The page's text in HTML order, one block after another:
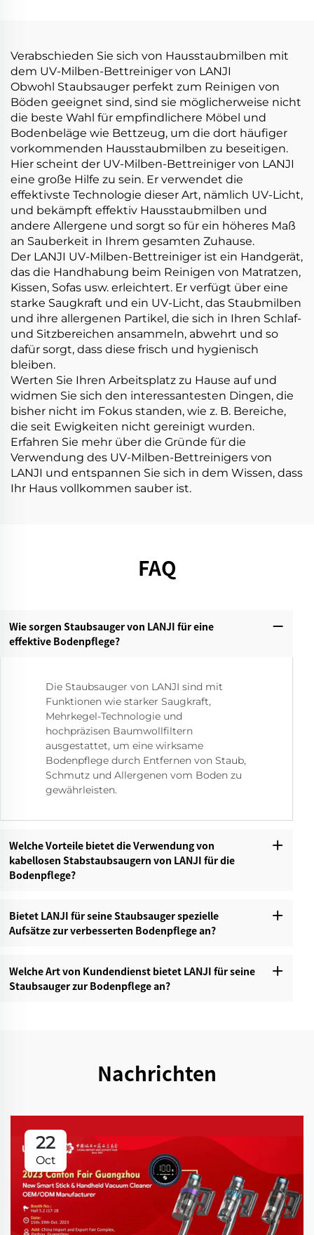
Verabschieden Sie sich von Hausstaubmilben mit
dem UV-Milben-Bettreiniger von LANJI
Obwohl Staubsauger perfekt zum Reinigen von
Böden geeignet sind, sind sie möglicherweise nicht
die beste Wahl für empfindlichere Möbel und
Bodenbeläge wie Bettzeug, um die dort häufiger
vorkommenden Hausstaubmilben zu beseitigen.
Hier scheint der UV-Milben-Bettreiniger von LANJI
eine große Hilfe zu sein. Er verwendet die
effektivste Technologie dieser Art, nämlich UV-Licht,
und bekämpft effektiv Hausstaubmilben und
andere Allergene und sorgt so für ein höheres Maß
an Sauberkeit in Ihrem gesamten Zuhause.
Der LANJI UV-Milben-Bettreiniger ist ein Handgerät,
das die Handhabung beim Reinigen von Matratzen,
Kissen, Sofas usw. erleichtert. Er verfügt über eine
starke Saugkraft und ein UV-Licht, das Staubmilben
und ihre allergenen Partikel, die sich in Ihren Schlaf-
und Sitzbereichen ansammeln, abwehrt und so
dafür sorgt, dass diese frisch und hygienisch
bleiben.
Werten Sie Ihren Arbeitsplatz zu Hause auf und
widmen Sie sich den interessantesten Dingen, die
bisher nicht im Fokus standen, wie z. B. Bereiche,
die seit Ewigkeiten nicht gereinigt wurden.
Erfahren Sie mehr über die Gründe für die
Verwendung des UV-Milben-Bettreinigers von
LANJI und entspannen Sie sich in dem Wissen, dass
Ihr Haus vollkommen sauber ist.
FAQ
Wie sorgen Staubsauger von LANJI für eine
effektive Bodenpflege?‌
Die Staubsauger von LANJI sind mit
Funktionen wie starker Saugkraft,
Mehrkegel-Technologie und
hochpräzisen Baumwollfiltern
ausgestattet, um eine wirksame
Bodenpflege durch Entfernen von Staub,
Schmutz und Allergenen vom Boden zu
gewährleisten.
Welche Vorteile bietet die Verwendung von
kabellosen Stabstaubsaugern von LANJI für die
Bodenpflege?‌
Bietet LANJI für seine Staubsauger spezielle
Aufsätze zur verbesserten Bodenpflege an?‌
Welche Art von Kundendienst bietet LANJI für seine
Staubsauger zur Bodenpflege an?‌
Nachrichten
22
Oct